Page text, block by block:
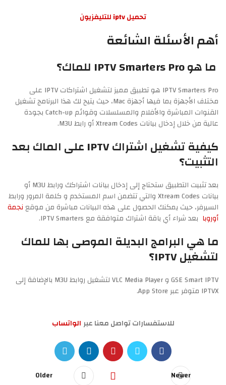
تحميل iptv للتليفزيون
أهم الأسئلة الشائعة
ما هو IPTV Smarters Pro للماك؟
IPTV Smarters Pro هو تطبيق مميز لتشغيل اشتراكات IPTV على
مختلف الأجهزة بما فيها أجهزة Mac، حيث يتيح لك هذا البرنامج تشغيل
القنوات المباشرة والأفلام والمسلسلات وقوائم Catch-up بجودة
عالية من خلال إدخال بيانات Xtream Codes أو رابط M3U.
كيفية تشغيل اشتراك IPTV على الماك بعد
التثبيت؟
بعد تثبيت التطبيق ستحتاج إلى إدخال بيانات اشتراكك ورابط M3U أو
بيانات Xtream Codes والتي تتضمن اسم المستخدم و كلمة المرور ورابط
السيرفر، حيث يمكنك الحصول على هذه البيانات مباشرة من موقعنجمة
أوروبا بعد شراء أي باقة اشتراك متوافقة مع IPTV Smarters.
ما هي البرامج البديلة الموصى بها للماك
لتشغيل IPTV؟
GSE Smart IPTV و VLC Media Player لتشغيل روابط M3U بالإضافة إلى
IPTVX متوفر عبر App Store.
للاستفسارات تواصل معنا عبرالواتساب
Newer
Older